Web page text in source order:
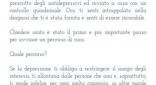
prescritto degli antidepressivi ed inviato a casa con un
controllo quindicinale. Ora ti senti intrappolato nella
diagnosi che ti è stata fornita e senti di essere incurabile.
Chiedere aiuto è stato il primo e più importante passo
per avviare un percorso di cura.
Quale percorso?
Se la depressione ti obbliga a restringere il campo degli
interessi, ti allontana dalle persone che ami e, soprattutto,
ti rende infelice per ogni scelta compiuta, in altre parole